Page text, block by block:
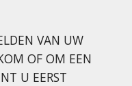
VAN UW
OF OM EEN
U EERST